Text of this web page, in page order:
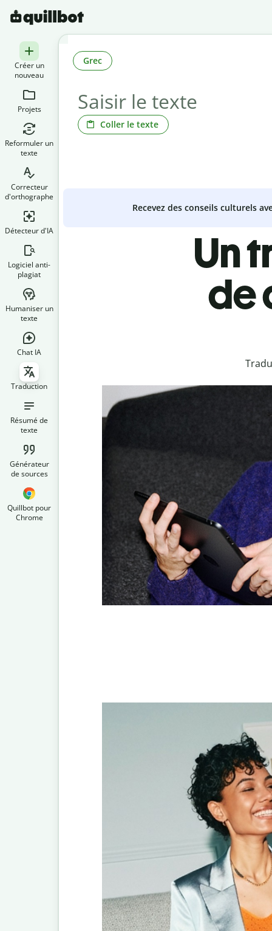
Créer un
nouveau
Projets
Reformuler un
texte
Correcteur
d'orthographe
Détecteur d'IA
Logiciel anti-
plagiat
Humaniser un
texte
Chat IA
Traduction
Résumé de
texte
Générateur
de sources
Quillbot pour
Chrome
Coller le texte
Grec
Recevez des conseils culturels
Un
de